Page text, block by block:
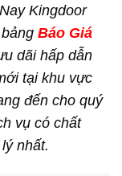
Kingdoor
Báo Giá
dãi hấp dẫn
tại khu vực
đến cho quý
vụ có chất
nhất.